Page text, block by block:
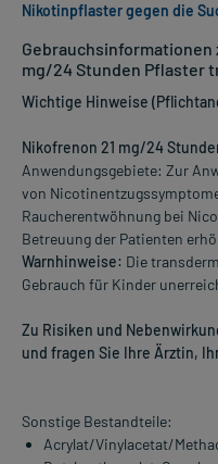
Gebrauchsinformationen
mg/24 Stunden Pflaster
Wichtige Hinweise
Nikofrenon 21 mg/24
Anwendungsgebiete: Zur
von
Raucherentwöhnung bei
Betreuung der Patienten
Warnhinweise: Die
Gebrauch für Kinder
Zu Risiken und
und fragen Sie Ihre Ärztin,
Sonstige Bestandteile:
Acrylat/Vinylacetat/
Nikotinpflaster gegen die